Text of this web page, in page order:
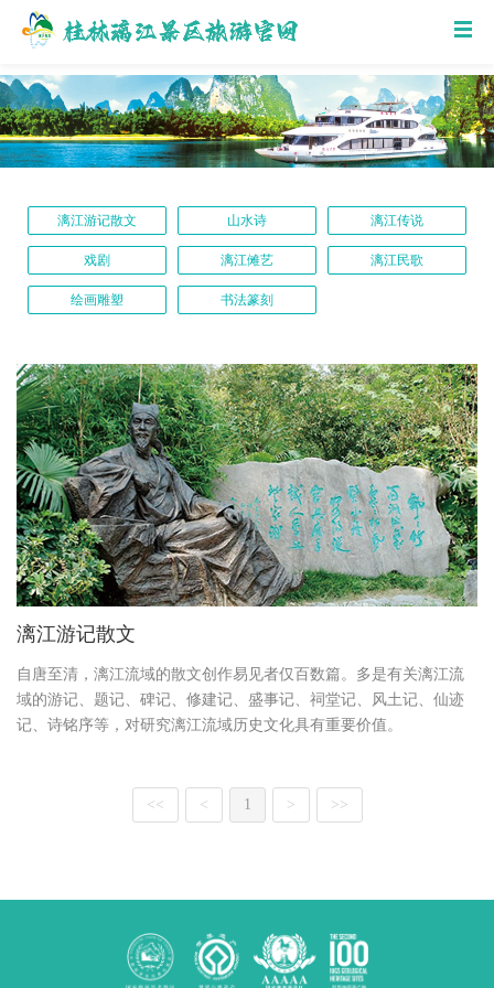
漓江游记散文 山水诗 漓江传说
戏剧 漓江傩艺 漓江民歌
绘画雕塑 书法篆刻
漓江游记散文
自唐至清，漓江流域的散文创作易见者仅百数篇。多是有关漓江流
域的游记、题记、碑记、修建记、盛事记、祠堂记、风土记、仙迹
记、诗铭序等，对研究漓江流域历史文化具有重要价值。
<< < 1 > >>